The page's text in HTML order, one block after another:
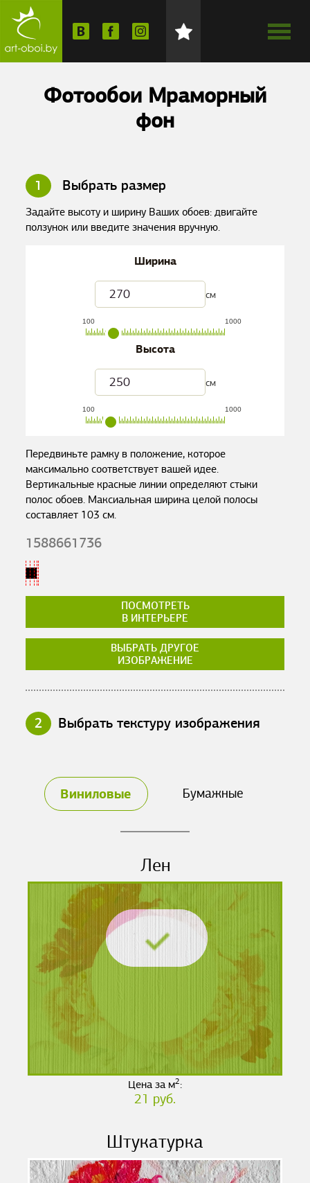
Фотообои Мраморный
фон
1 Выбрать размер
Задайте высоту и ширину Ваших обоев: двигайте
ползунок или введите значения вручную.
Ширина
см
100 1000
Высота
см
100 1000
Передвиньте рамку в положение, которое
максимально соответствует вашей идее.
Вертикальные красные линии определяют стыки
полос обоев. Максиальная ширина целой полосы
составляет 103 см.
1588661736
ПОСМОТРЕТЬ
В ИНТЕРЬЕРЕ
ВЫБРАТЬ ДРУГОЕ
ИЗОБРАЖЕНИЕ
2 Выбрать текстуру изображения
Виниловые Бумажные
Лен
Цена за м2:
21 руб.
Штукатурка